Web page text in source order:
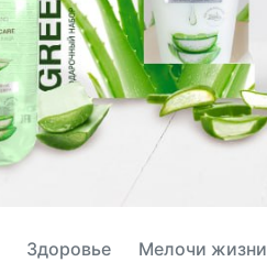
Здоровье Мелочи жизни